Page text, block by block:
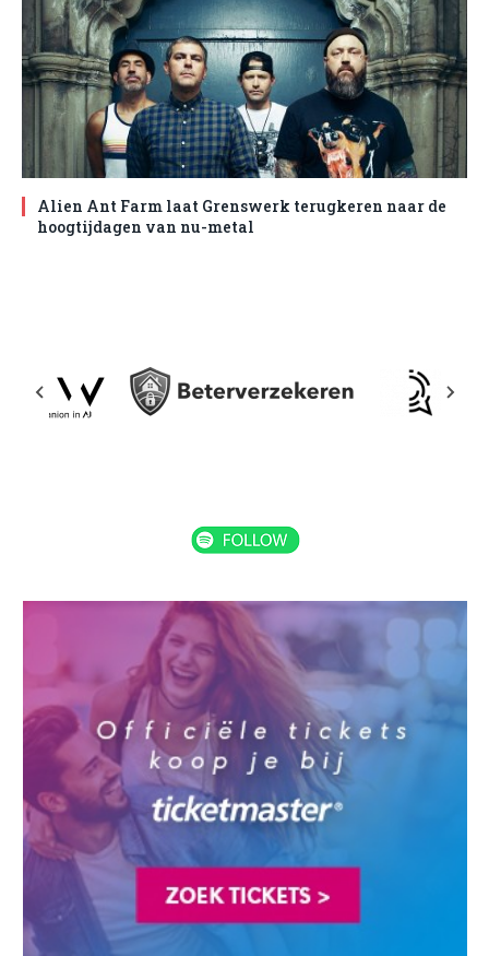
Alien Ant Farm laat Grenswerk terugkeren naar de
hoogtijdagen van nu-metal